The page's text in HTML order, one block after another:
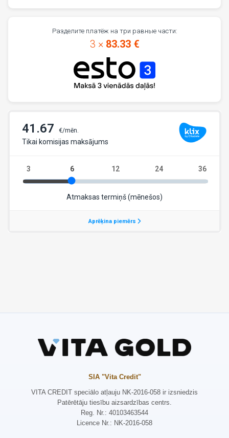
Разделите платёж на три равные части:
3 × 83.33 €
SIA "Vita Credit"
VITA CREDIT speciālo atļauju NK-2016-058 ir izsniedzis
Patērētāju tiesību aizsardzības centrs.
Reg. Nr.: 40103463544
Licence Nr.: NK-2016-058